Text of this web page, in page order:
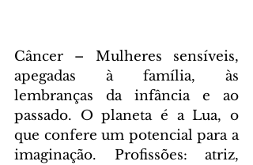
Câncer – Mulheres sensíveis,
apegadas à família, às
lembranças da infância e ao
passado. O planeta é a Lua, o
que confere um potencial para a
imaginação. Profissões: atriz,